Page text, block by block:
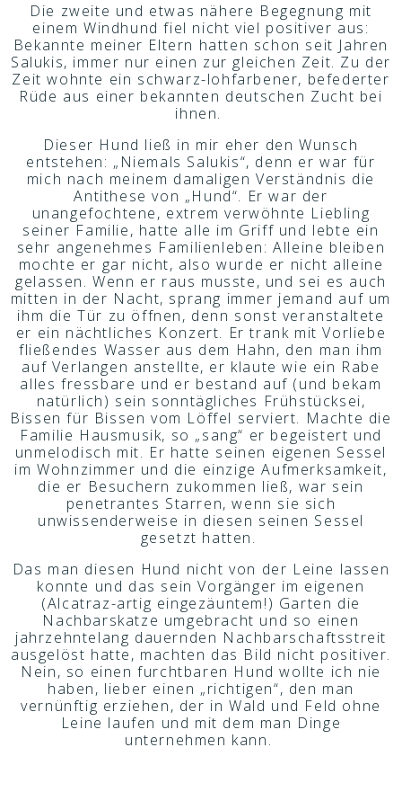
Die zweite und etwas nähere Begegnung mit
einem Windhund fiel nicht viel positiver aus:
Bekannte meiner Eltern hatten schon seit Jahren
Salukis, immer nur einen zur gleichen Zeit. Zu der
Zeit wohnte ein schwarz-lohfarbener, befederter
Rüde aus einer bekannten deutschen Zucht bei
ihnen.
Dieser Hund ließ in mir eher den Wunsch
entstehen: „Niemals Salukis“, denn er war für
mich nach meinem damaligen Verständnis die
Antithese von „Hund“. Er war der
unangefochtene, extrem verwöhnte Liebling
seiner Familie, hatte alle im Griff und lebte ein
sehr angenehmes Familienleben: Alleine bleiben
mochte er gar nicht, also wurde er nicht alleine
gelassen. Wenn er raus musste, und sei es auch
mitten in der Nacht, sprang immer jemand auf um
ihm die Tür zu öffnen, denn sonst veranstaltete
er ein nächtliches Konzert. Er trank mit Vorliebe
fließendes Wasser aus dem Hahn, den man ihm
auf Verlangen anstellte, er klaute wie ein Rabe
alles fressbare und er bestand auf (und bekam
natürlich) sein sonntägliches Frühstücksei,
Bissen für Bissen vom Löffel serviert. Machte die
Familie Hausmusik, so „sang“ er begeistert und
unmelodisch mit. Er hatte seinen eigenen Sessel
im Wohnzimmer und die einzige Aufmerksamkeit,
die er Besuchern zukommen ließ, war sein
penetrantes Starren, wenn sie sich
unwissenderweise in diesen seinen Sessel
gesetzt hatten.
Das man diesen Hund nicht von der Leine lassen
konnte und das sein Vorgänger im eigenen
(Alcatraz-artig eingezäuntem!) Garten die
Nachbarskatze umgebracht und so einen
jahrzehntelang dauernden Nachbarschaftsstreit
ausgelöst hatte, machten das Bild nicht positiver.
Nein, so einen furchtbaren Hund wollte ich nie
haben, lieber einen „richtigen“, den man
vernünftig erziehen, der in Wald und Feld ohne
Leine laufen und mit dem man Dinge
unternehmen kann.